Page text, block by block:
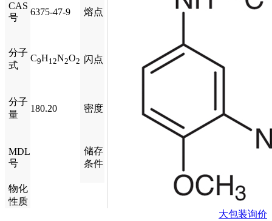
CAS
号
6375-47-9 熔点
分子
式
C9H12N2O2 闪点
分子
量
180.20 密度
MDL
号
储存
条件
物化
性质
大包装询价